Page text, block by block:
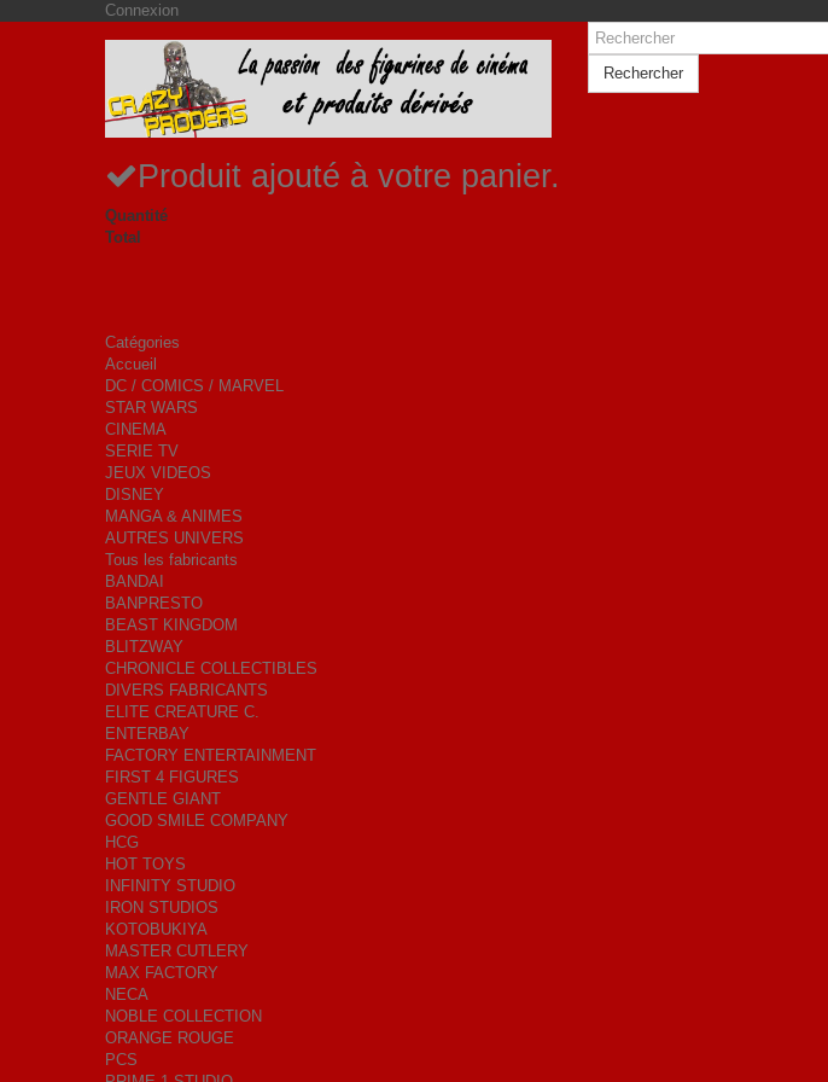
Connexion
Rechercher
Produit ajouté à votre panier.
Quantité
Total
Catégories
Accueil
DC / COMICS / MARVEL
STAR WARS
CINEMA
SERIE TV
JEUX VIDEOS
DISNEY
MANGA & ANIMES
AUTRES UNIVERS
Tous les fabricants
BANDAI
BANPRESTO
BEAST KINGDOM
BLITZWAY
CHRONICLE COLLECTIBLES
DIVERS FABRICANTS
ELITE CREATURE C.
ENTERBAY
FACTORY ENTERTAINMENT
FIRST 4 FIGURES
GENTLE GIANT
GOOD SMILE COMPANY
HCG
HOT TOYS
INFINITY STUDIO
IRON STUDIOS
KOTOBUKIYA
MASTER CUTLERY
MAX FACTORY
NECA
NOBLE COLLECTION
ORANGE ROUGE
PCS